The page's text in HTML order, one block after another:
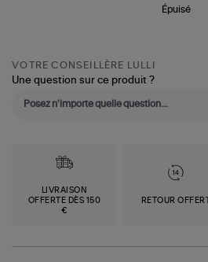
Épuisé
VOTRE CONSEILLÈRE LULLI
Une question sur ce produit ?
LIVRAISON
OFFERTE DÈS 150
€
RETOUR OFFERT